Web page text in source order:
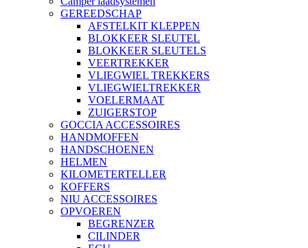
GEREEDSCHAP
AFSTELKIT KLEPPEN
BLOKKEER SLEUTEL
BLOKKEER SLEUTELS
VEERTREKKER
VLIEGWIEL TREKKERS
VLIEGWIELTREKKER
VOELERMAAT
ZUIGERSTOP
GOCCIA ACCESSOIRES
HANDMOFFEN
HANDSCHOENEN
HELMEN
KILOMETERTELLER
KOFFERS
NIU ACCESSOIRES
OPVOEREN
BEGRENZER
CILINDER